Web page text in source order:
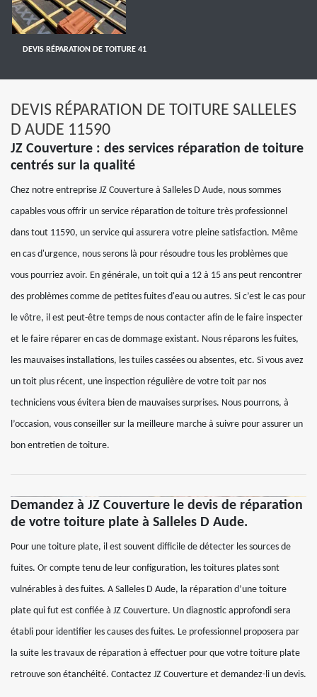
DEVIS RÉPARATION DE TOITURE 41
DEVIS RÉPARATION DE TOITURE SALLELES
D AUDE 11590
JZ Couverture : des services réparation de toiture
centrés sur la qualité
Chez notre entreprise JZ Couverture à Salleles D Aude, nous sommes
capables vous offrir un service réparation de toiture très professionnel
dans tout 11590, un service qui assurera votre pleine satisfaction. Même
en cas d'urgence, nous serons là pour résoudre tous les problèmes que
vous pourriez avoir. En générale, un toit qui a 12 à 15 ans peut rencontrer
des problèmes comme de petites fuites d'eau ou autres. Si c’est le cas pour
le vôtre, il est peut-être temps de nous contacter afin de le faire inspecter
et le faire réparer en cas de dommage existant. Nous réparons les fuites,
les mauvaises installations, les tuiles cassées ou absentes, etc. Si vous avez
un toit plus récent, une inspection régulière de votre toit par nos
techniciens vous évitera bien de mauvaises surprises. Nous pourrons, à
l’occasion, vous conseiller sur la meilleure marche à suivre pour assurer un
bon entretien de toiture.
Demandez à JZ Couverture le devis de réparation
de votre toiture plate à Salleles D Aude.
Pour une toiture plate, il est souvent difficile de détecter les sources de
fuites. Or compte tenu de leur configuration, les toitures plates sont
vulnérables à des fuites. A Salleles D Aude, la réparation d’une toiture
plate qui fut est confiée à JZ Couverture. Un diagnostic approfondi sera
établi pour identifier les causes des fuites. Le professionnel proposera par
la suite les travaux de réparation à effectuer pour que votre toiture plate
retrouve son étanchéité. Contactez JZ Couverture et demandez-li un devis.